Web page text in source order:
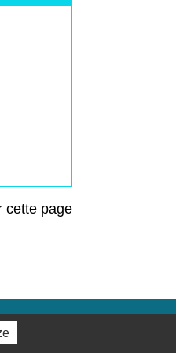
cette page